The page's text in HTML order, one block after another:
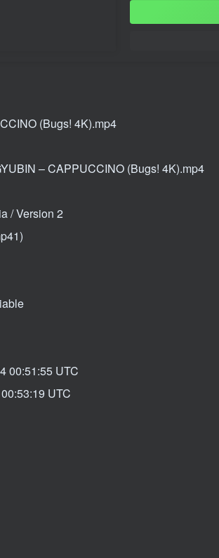
(Bugs! 4K).mp4
– CAPPUCCINO (Bugs! 4K).mp4
/ Version 2
00:51:55 UTC
UTC